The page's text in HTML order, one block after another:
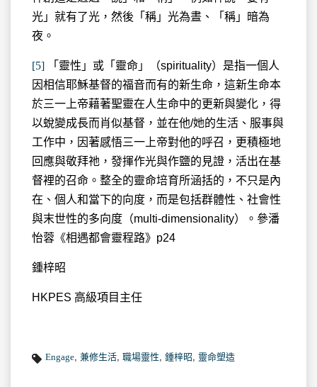
光」就有了光，然後「稱」光為晝、「稱」暗為
夜。
[5] 「靈性」或「靈命」（spirituality）是指一個人
因相信耶穌基督的福音而有的新生命，這新生命本
於三一上帝藉著聖靈在人生命中的更新與變化，得
以蛻變成長而肖似基督，並在他/她的生活、服事與
工作中，因著感悟三一上帝對他的呼召，更積極地
回應與敬拜祂，發揮作光與作鹽的見證，活出在基
督裡的召命。整全的靈命培育所涵括的，不只是內
在、個人和當下的向度，而是包括群體性、社會性
與末世性的多向度（multi-dimensionality）。參潘
怡蓉《相遇都會靈程路》p24
鍾梓昭
HKPES 高級項目主任
Engage, 兼修生活, 職場靈性, 鍾梓昭, 靈命塑造